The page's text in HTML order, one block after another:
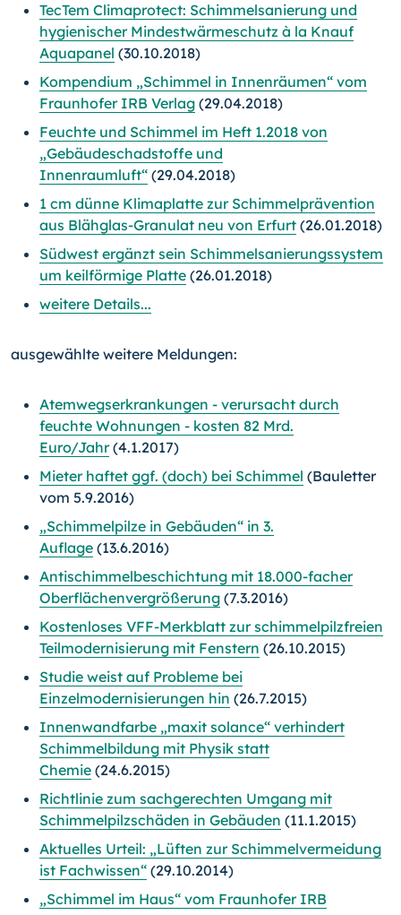
TecTem Climaprotect: Schimmelsanierung und
hygienischer Mindestwärmeschutz à la Knauf
Aquapanel (30.10.2018)
Kompendium „Schimmel in Innenräumen“ vom
Fraunhofer IRB Verlag (29.04.2018)
Feuchte und Schimmel im Heft 1.2018 von
„Gebäudeschadstoffe und
Innenraumluft“ (29.04.2018)
1 cm dünne Klimaplatte zur Schimmelprävention
aus Blähglas-Granulat neu von Erfurt (26.01.2018)
Südwest ergänzt sein Schimmelsanierungssystem
um keilförmige Platte (26.01.2018)
weitere Details...
ausgewählte weitere Meldungen:
Atemwegserkrankungen - verursacht durch
feuchte Wohnungen - kosten 82 Mrd.
Euro/Jahr(4.1.2017)
Mieter haftet ggf. (doch) bei Schimmel (Bauletter
vom 5.9.2016)
„Schimmelpilze in Gebäuden“ in 3.
Auflage (13.6.2016)
Antischimmelbeschichtung mit 18.000-facher
Oberflächenvergrößerung (7.3.2016)
Kostenloses VFF-Merkblatt zur schimmelpilzfreien
Teilmodernisierung mit Fenstern (26.10.2015)
Studie weist auf Probleme bei
Einzelmodernisierungen hin (26.7.2015)
Innenwandfarbe „maxit solance“ verhindert
Schimmelbildung mit Physik statt
Chemie (24.6.2015)
Richtlinie zum sachgerechten Umgang mit
Schimmelpilzschäden in Gebäuden (11.1.2015)
Aktuelles Urteil: „Lüften zur Schimmelvermeidung
ist Fachwissen“ (29.10.2014)
„Schimmel im Haus“ vom Fraunhofer IRB